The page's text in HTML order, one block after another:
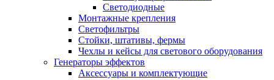
Светодиодные
Монтажные крепления
Светофильтры
Стойки, штативы, фермы
Чехлы и кейсы для светового оборудования
Генераторы эффектов
Аксессуары и комплектующие